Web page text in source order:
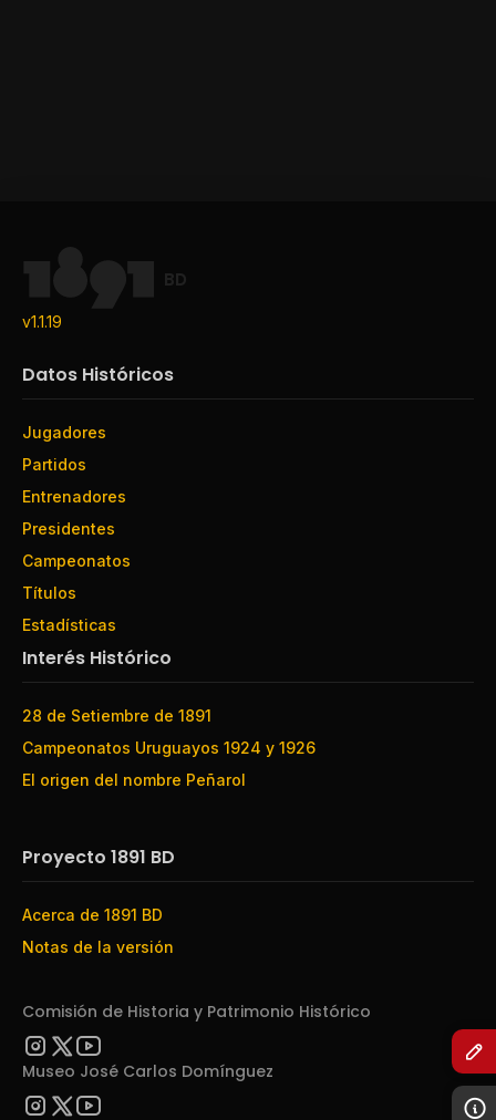
BD
v1.1.19
Datos Históricos
Jugadores
Partidos
Entrenadores
Presidentes
Campeonatos
Títulos
Estadísticas
Interés Histórico
28 de Setiembre de 1891
Campeonatos Uruguayos 1924 y 1926
El origen del nombre Peñarol
Proyecto 1891 BD
Acerca de 1891 BD
Notas de la versión
Comisión de Historia y Patrimonio Histórico
Museo José Carlos Domínguez